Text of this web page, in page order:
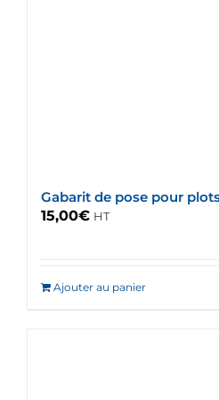
Gabarit de pose pour
15,00€ HT
Ajouter au panier